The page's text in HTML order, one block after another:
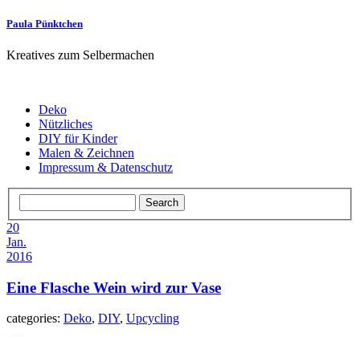
Paula Pünktchen
Kreatives zum Selbermachen
Deko
Nützliches
DIY für Kinder
Malen & Zeichnen
Impressum & Datenschutz
20
Jan.
2016
Eine Flasche Wein wird zur Vase
categories: Deko, DIY, Upcycling